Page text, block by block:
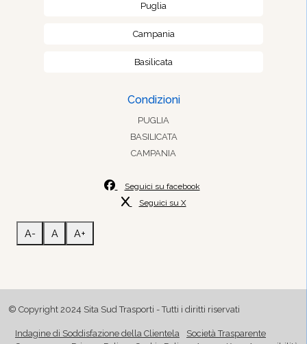
Puglia
Campania
Basilicata
Condizioni
PUGLIA
BASILICATA
CAMPANIA
Seguici su facebook
Seguici su X
A- A A+
© Copyright 2024 Sita Sud Trasporti - Tutti i diritti riservati
Indagine di Soddisfazione della Clientela
Società Trasparente